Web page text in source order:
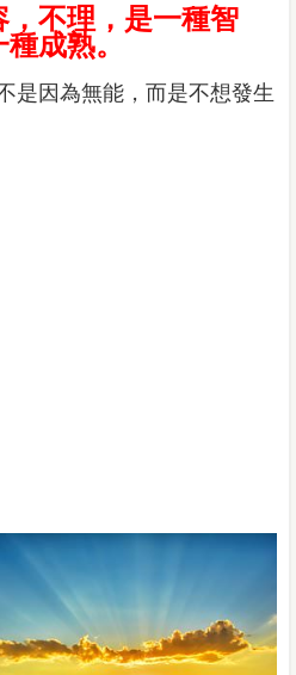
不理，是一種智
成熟。
是因為無能，而是不想發生